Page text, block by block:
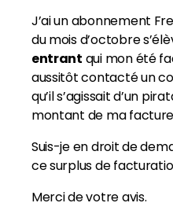
J’ai un abonnement
du mois d’octobre
entrant qui mon été
aussitôt contacté un
qu’il s’agissait d’un
montant de ma
Suis-je en droit de
ce surplus de
Merci de votre avis.